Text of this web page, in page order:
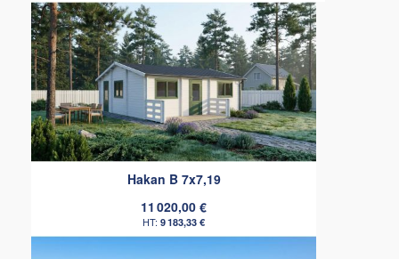
Hakan B 7x7,19
11 020,00 €
9 183,33 €